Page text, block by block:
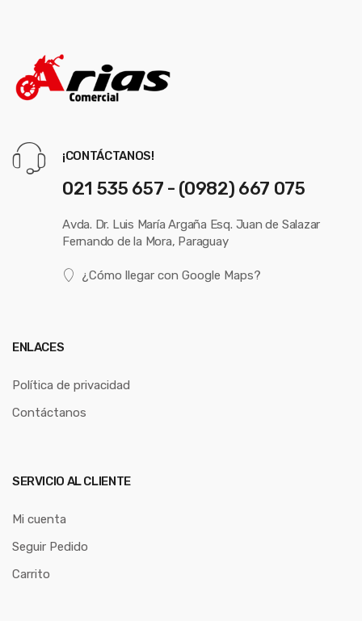
¡CONTÁCTANOS!
021 535 657 - (0982) 667 075
Avda. Dr. Luis María Argaña Esq. Juan de Salazar
Fernando de la Mora, Paraguay
¿Cómo llegar con Google Maps?
ENLACES
Política de privacidad
Contáctanos
SERVICIO AL CLIENTE
Mi cuenta
Seguir Pedido
Carrito